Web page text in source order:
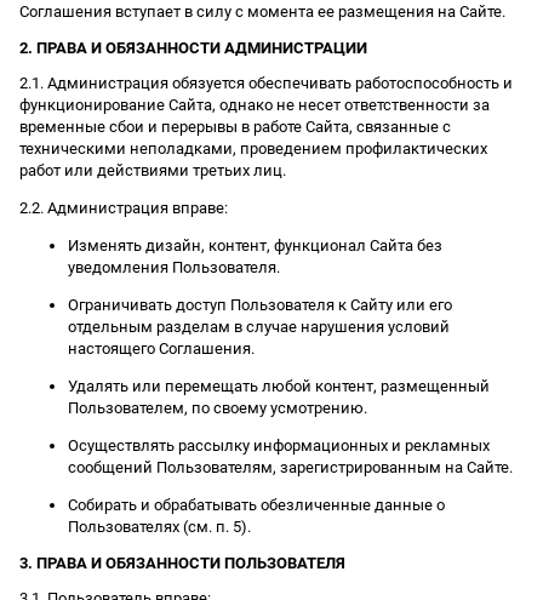
Соглашения вступает в силу с момента ее размещения на Сайте.
2. ПРАВА И ОБЯЗАННОСТИ АДМИНИСТРАЦИИ
2.1. Администрация обязуется обеспечивать работоспособность и
функционирование Сайта, однако не несет ответственности за
временные сбои и перерывы в работе Сайта, связанные с
техническими неполадками, проведением профилактических
работ или действиями третьих лиц.
2.2. Администрация вправе:
Изменять дизайн, контент, функционал Сайта без
уведомления Пользователя.
Ограничивать доступ Пользователя к Сайту или его
отдельным разделам в случае нарушения условий
настоящего Соглашения.
Удалять или перемещать любой контент, размещенный
Пользователем, по своему усмотрению.
Осуществлять рассылку информационных и рекламных
сообщений Пользователям, зарегистрированным на Сайте.
Собирать и обрабатывать обезличенные данные о
Пользователях (см. п. 5).
3. ПРАВА И ОБЯЗАННОСТИ ПОЛЬЗОВАТЕЛЯ